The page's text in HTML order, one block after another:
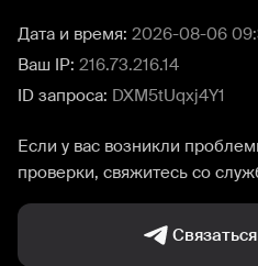
Дата и время: 2026-08-06
Ваш IP: 216.73.216.14
ID запроса: DXM5tUqxj4Y1
Если у вас возникли
проверки, свяжитесь со